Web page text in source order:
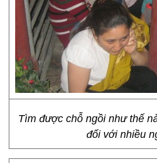
Tìm được chỗ ngồi như thế
đối với nhiều